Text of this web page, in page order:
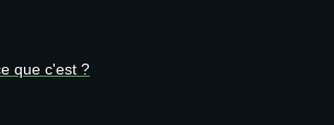
que c'est ?